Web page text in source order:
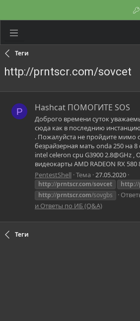
Теги
http://prntscr.com/sovcet
P Hashcat ПОМОГИТЕ SOS
Доброго времени суток
сюда как в последнию
. Пожалуйста не пройдите мимо
безрайзерная мать onda 250 на 8
intel celeron cpu G3900 2.8@GHz ,
видеокарты AMD RADEON RX
PentestShell Тема 27.05.2020
http://prntscr.com/sovcet http://
http://prntscr.com/sovgbs
и Ответы по ИБ (Q&A)
Теги